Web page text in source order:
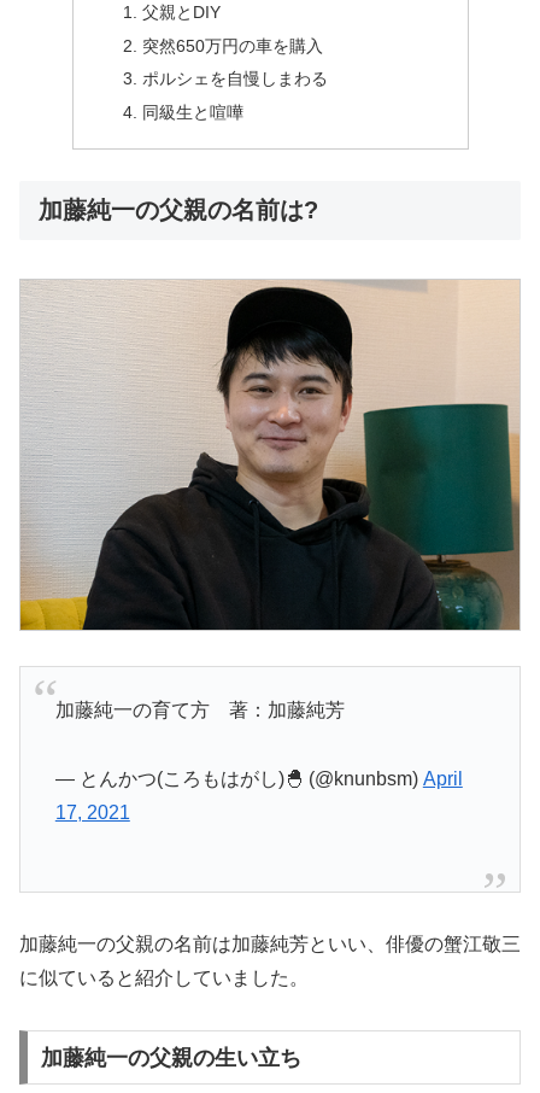
父親とDIY
突然650万円の車を購入
ポルシェを自慢しまわる
同級生と喧嘩
加藤純一の父親の名前は?
加藤純一の育て方 著：加藤純芳
— とんかつ(ころもはがし)🐣 (@knunbsm) April
17, 2021
加藤純一の父親の名前は加藤純芳といい、俳優の蟹江敬三
に似ていると紹介していました。
加藤純一の父親の生い立ち